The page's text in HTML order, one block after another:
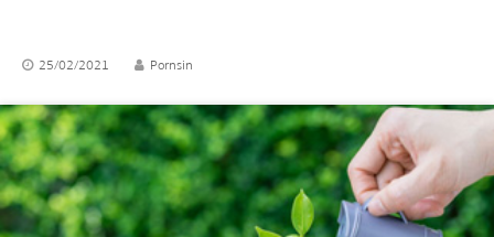
25/02/2021 Pornsin